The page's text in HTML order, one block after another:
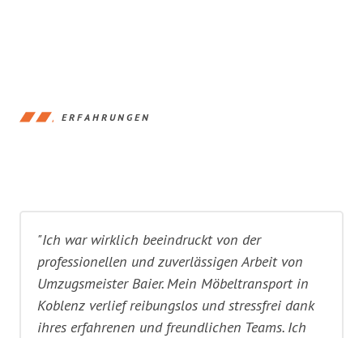
ERFAHRUNGEN
"Ich war wirklich beeindruckt von der
professionellen und zuverlässigen Arbeit von
Umzugsmeister Baier. Mein Möbeltransport in
Koblenz verlief reibungslos und stressfrei dank
ihres erfahrenen und freundlichen Teams. Ich